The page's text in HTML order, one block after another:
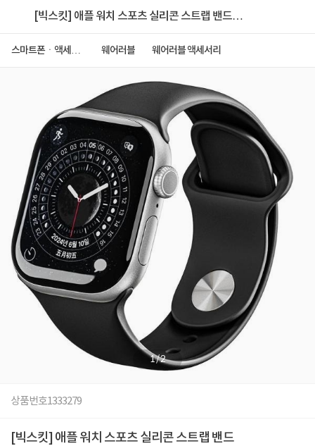
[빅스킷] 애플 워치 스포츠 실리콘 스트랩 밴드
스마트폰ㆍ액세서
웨어러블 웨어러블 액세서리
1/2
상품번호1333279
[빅스킷] 애플 워치 스포츠 실리콘 스트랩 밴드